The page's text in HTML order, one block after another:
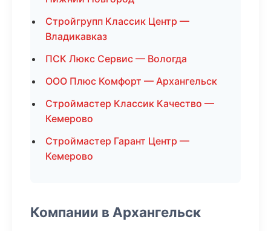
Стройгрупп Классик Центр —
Владикавказ
ПСК Люкс Сервис — Вологда
ООО Плюс Комфорт — Архангельск
Строймастер Классик Качество —
Кемерово
Строймастер Гарант Центр —
Кемерово
Компании в Архангельск